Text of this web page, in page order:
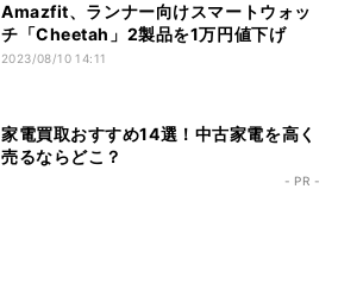
Amazfit、ランナー向けスマートウォッ
チ「Cheetah」2製品を1万円値下げ
2023/08/10 14:11
家電買取おすすめ14選！中古家電を高く
売るならどこ？
- PR -